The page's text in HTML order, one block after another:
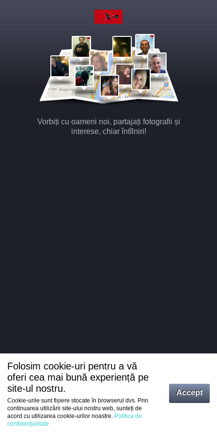
Vorbiți cu oameni noi, partajați fotografii și
interese, chiar întîlniri!
Intrați
Folosim cookie-uri pentru a vă
oferi cea mai bună experiență pe
site-ul nostru.
Cookie-urile sunt fișiere stocate în browserul dvs. Prin
continuarea utilizării site-ului nostru web, sunteți de
acord cu utilizarea cookie-urilor noastre. Politica de
confidențialitate
Accept